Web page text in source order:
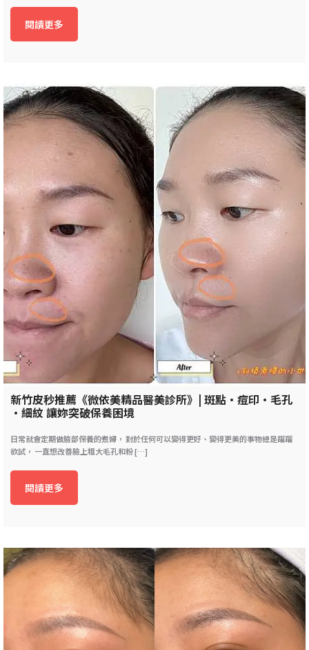
閱讀更多
新竹皮秒推薦《微依美精品醫美診所》| 斑點•痘印•毛孔
•細紋 讓妳突破保養困境
日常就會定期做臉部保養的煮婦， 對於任何可以變得更好、變得更美的事物總是躍躍
欲試， 一直想改善臉上粗大毛孔和粉 […]
閱讀更多